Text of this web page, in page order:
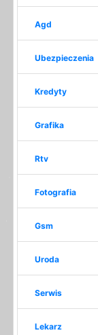
Agd
Ubezpieczenia
Kredyty
Grafika
Rtv
Fotografia
Gsm
Uroda
Serwis
Lekarz